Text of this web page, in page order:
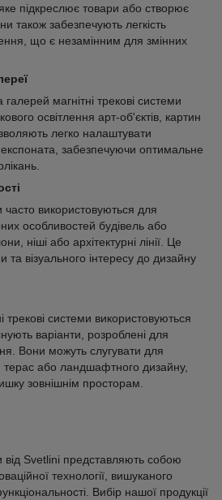
підкреслює товари або створює
також забезпечують легкість
що є незамінним для змінних
галерей магнітні трекові системи
освітлення арт-об'єктів, картин
легко налаштувати
забезпечуючи оптимальне
часто використовуються для
особливостей будівель або
ніші або архітектурні лінії. Це
та візуального інтересу до дизайну
трекові системи використовуються
варіанти, розроблені для
Вони можуть слугувати для
терас або ландшафтного дизайну,
зовнішнім просторам.
від Svetlini представляють собою
технології, вишуканого
Вибір нашої продукції